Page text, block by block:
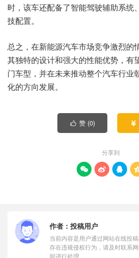
时，该车还配备了智能驾驶辅助系统
技配置。
总之，在新能源汽车市场竞争激烈的
其独特的设计和强大的性能优势，有
门车型，并在未来推动整个汽车行业
化的方向发展。
 赞 (0) 
分享到
  
作者： 投稿用户
当前内容是用户通过网站在线投
存在违规侵权行为，请及时联系
间进行处理。